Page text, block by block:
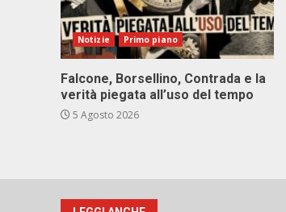
Notizie Primo piano
Falcone, Borsellino, Contrada e la
verità piegata all’uso del tempo
5 Agosto 2026